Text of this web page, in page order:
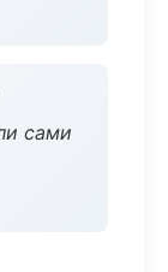
сами